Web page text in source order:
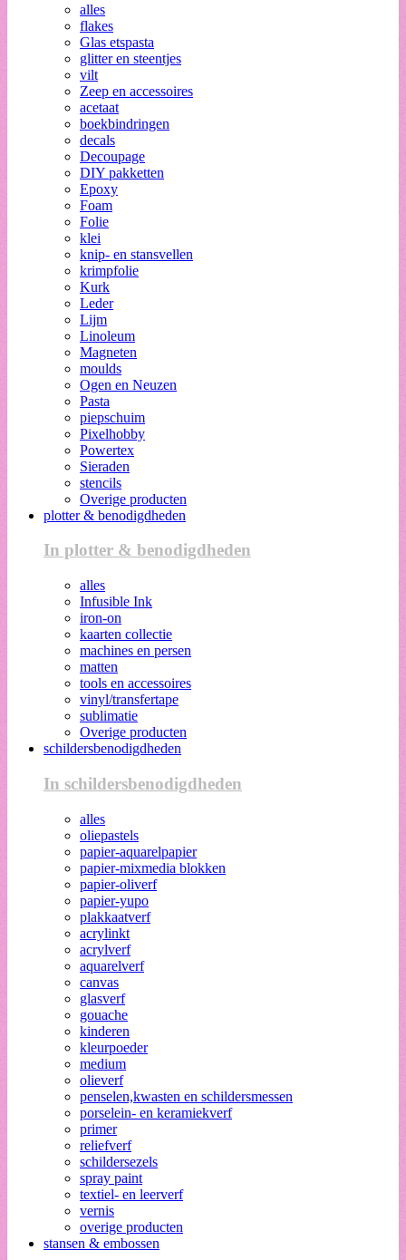
alles
flakes
Glas etspasta
glitter en steentjes
vilt
Zeep en accessoires
acetaat
boekbindringen
decals
Decoupage
DIY pakketten
Epoxy
Foam
Folie
klei
knip- en stansvellen
krimpfolie
Kurk
Leder
Lijm
Linoleum
Magneten
moulds
Ogen en Neuzen
Pasta
piepschuim
Pixelhobby
Powertex
Sieraden
stencils
Overige producten
plotter & benodigdheden
In plotter & benodigdheden
alles
Infusible Ink
iron-on
kaarten collectie
machines en persen
matten
tools en accessoires
vinyl/transfertape
sublimatie
Overige producten
schildersbenodigdheden
In schildersbenodigdheden
alles
oliepastels
papier-aquarelpapier
papier-mixmedia blokken
papier-oliverf
papier-yupo
plakkaatverf
acrylinkt
acrylverf
aquarelverf
canvas
glasverf
gouache
kinderen
kleurpoeder
medium
olieverf
penselen,kwasten en schildersmessen
porselein- en keramiekverf
primer
reliefverf
schildersezels
spray paint
textiel- en leerverf
vernis
overige producten
stansen & embossen